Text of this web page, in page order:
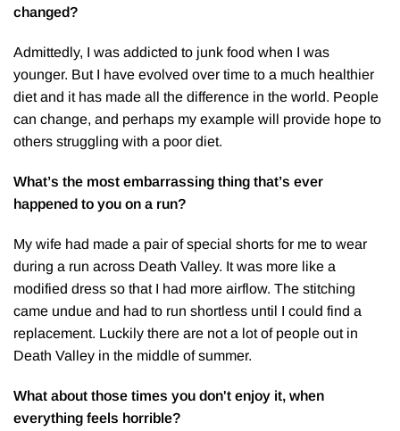
changed?
Admittedly, I was addicted to junk food when I was
younger. But I have evolved over time to a much healthier
diet and it has made all the difference in the world. People
can change, and perhaps my example will provide hope to
others struggling with a poor diet.
What’s the most embarrassing thing that’s ever
happened to you on a run?
My wife had made a pair of special shorts for me to wear
during a run across Death Valley. It was more like a
modified dress so that I had more airflow. The stitching
came undue and had to run shortless until I could find a
replacement. Luckily there are not a lot of people out in
Death Valley in the middle of summer.
What about those times you don't enjoy it, when
everything feels horrible?